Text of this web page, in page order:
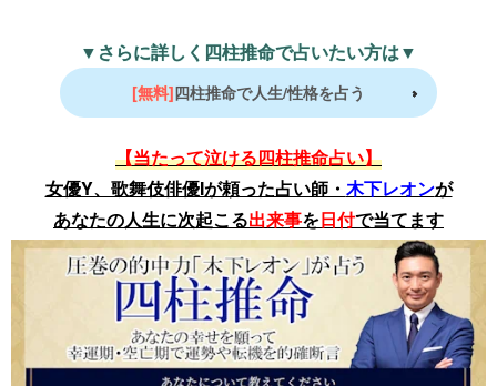
▼さらに詳しく四柱推命で占いたい方は▼
[無料]四柱推命で人生/性格を占う
【当たって泣ける四柱推命占い】
女優Y、歌舞伎俳優Iが頼った占い師・ 木下レオンが
あなたの人生に次起こる出来事を日付で当てます